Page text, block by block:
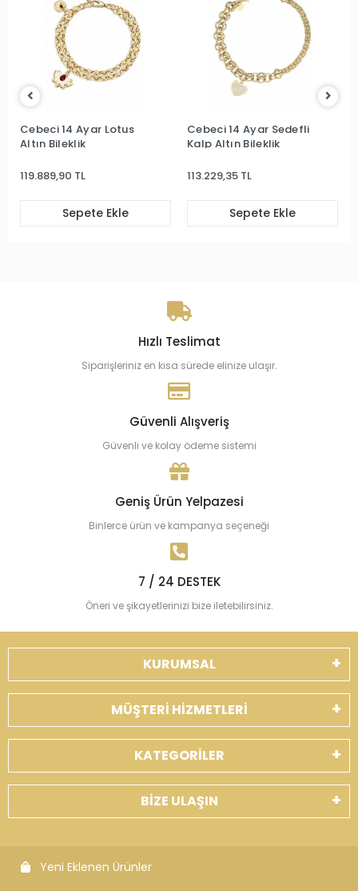
Cebeci 14 Ayar Lotus
Altın Bileklik
119.889,90 TL
Sepete Ekle
Cebeci 14 Ayar Sedefli
Kalp Altın Bileklik
113.229,35 TL
Sepete Ekle
Hızlı Teslimat
Siparişleriniz en kısa sürede elinize ulaşır.
Güvenli Alışveriş
Güvenli ve kolay ödeme sistemi
Geniş Ürün Yelpazesi
Binlerce ürün ve kampanya seçeneği
7 / 24 DESTEK
Öneri ve şikayetlerinizi bize iletebilirsiniz.
KURUMSAL
MÜŞTERİ HİZMETLERİ
KATEGORİLER
BİZE ULAŞIN
Yeni Eklenen Ürünler